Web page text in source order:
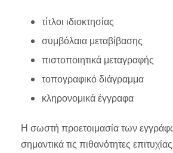
τίτλοι ιδιοκτησίας
συμβόλαια μεταβίβασης
πιστοποιητικά μεταγραφής
τοπογραφικό διάγραμμα
κληρονομικά έγγραφα
Η σωστή προετοιμασία των
σημαντικά τις πιθανότητες επιτυχίας.